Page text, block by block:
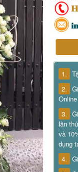
1.
2.
Online
3.
lần
và
dụng
4.